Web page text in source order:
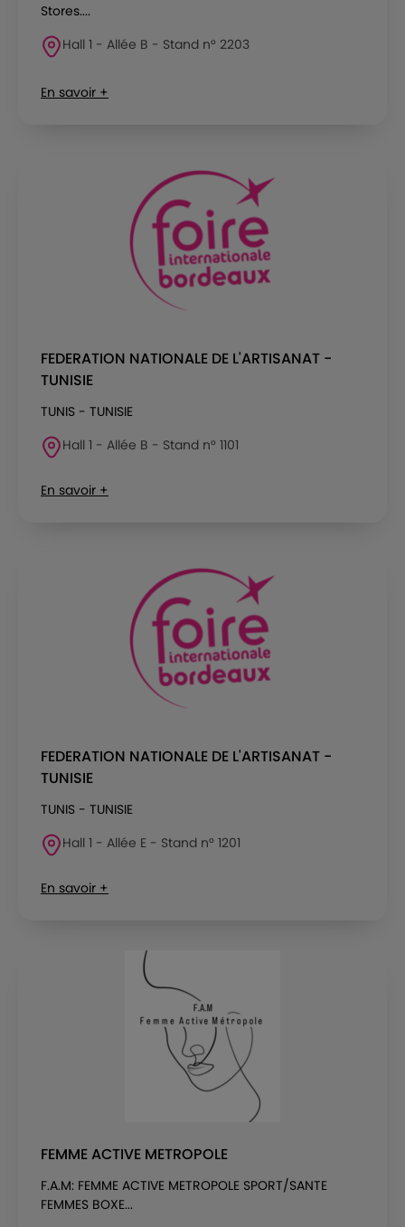
Stores....
Hall 1 - Allée B - Stand n° 2203
En savoir +
FEDERATION NATIONALE DE L'ARTISANAT -
TUNISIE
TUNIS - TUNISIE
Hall 1 - Allée B - Stand n° 1101
En savoir +
FEDERATION NATIONALE DE L'ARTISANAT -
TUNISIE
TUNIS - TUNISIE
Hall 1 - Allée E - Stand n° 1201
En savoir +
FEMME ACTIVE METROPOLE
F.A.M: FEMME ACTIVE METROPOLE SPORT/SANTE
FEMMES BOXE...